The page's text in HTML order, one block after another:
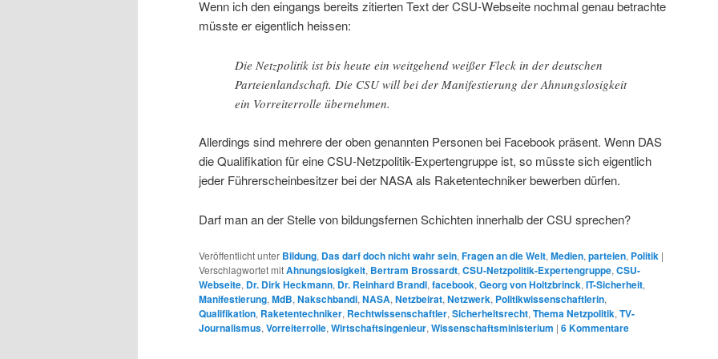
Wenn ich den eingangs bereits zitierten Text der CSU-Webseite nochmal genau betrachte
müsste er eigentlich heissen:
Die Netzpolitik ist bis heute ein weitgehend weißer Fleck in der deutschen
Parteienlandschaft. Die CSU will bei der Manifestierung der Ahnungslosigkeit
ein Vorreiterrolle übernehmen.
Allerdings sind mehrere der oben genannten Personen bei Facebook präsent. Wenn DAS
die Qualifikation für eine CSU-Netzpolitik-Expertengruppe ist, so müsste sich eigentlich
jeder Führerscheinbesitzer bei der NASA als Raketentechniker bewerben dürfen.
Darf man an der Stelle von bildungsfernen Schichten innerhalb der CSU sprechen?
Veröffentlicht unter Bildung, Das darf doch nicht wahr sein, Fragen an die Welt, Medien, parteien, Politik |
Verschlagwortet mitAhnungslosigkeit, Bertram Brossardt, CSU-Netzpolitik-Expertengruppe, CSU-
Webseite, Dr. Dirk Heckmann, Dr. Reinhard Brandl, facebook, Georg von Holtzbrinck, IT-Sicherheit,
Manifestierung, MdB, Nakschbandi, NASA, Netzbeirat, Netzwerk, Politikwissenschaftlerin,
Qualifikation, Raketentechniker, Rechtwissenschaftler, Sicherheitsrecht, Thema Netzpolitik, TV-
Journalismus, Vorreiterrolle, Wirtschaftsingenieur, Wissenschaftsministerium | 6Kommentare